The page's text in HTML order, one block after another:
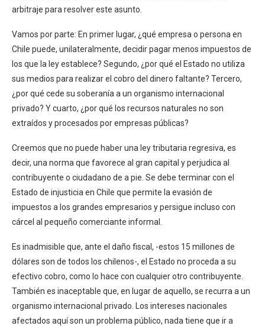
arbitraje para resolver este asunto.
Vamos por parte: En primer lugar, ¿qué empresa o persona en
Chile puede, unilateralmente, decidir pagar menos impuestos de
los que la ley establece? Segundo, ¿por qué el Estado no utiliza
sus medios para realizar el cobro del dinero faltante? Tercero,
¿por qué cede su soberanía a un organismo internacional
privado? Y cuarto, ¿por qué los recursos naturales no son
extraídos y procesados por empresas públicas?
Creemos que no puede haber una ley tributaria regresiva, es
decir, una norma que favorece al gran capital y perjudica al
contribuyente o ciudadano de a pie. Se debe terminar con el
Estado de injusticia en Chile que permite la evasión de
impuestos a los grandes empresarios y persigue incluso con
cárcel al pequeño comerciante informal.
Es inadmisible que, ante el daño fiscal, -estos 15 millones de
dólares son de todos los chilenos-, el Estado no proceda a su
efectivo cobro, como lo hace con cualquier otro contribuyente.
También es inaceptable que, en lugar de aquello, se recurra a un
organismo internacional privado. Los intereses nacionales
afectados aquí son un problema público, nada tiene que ir a